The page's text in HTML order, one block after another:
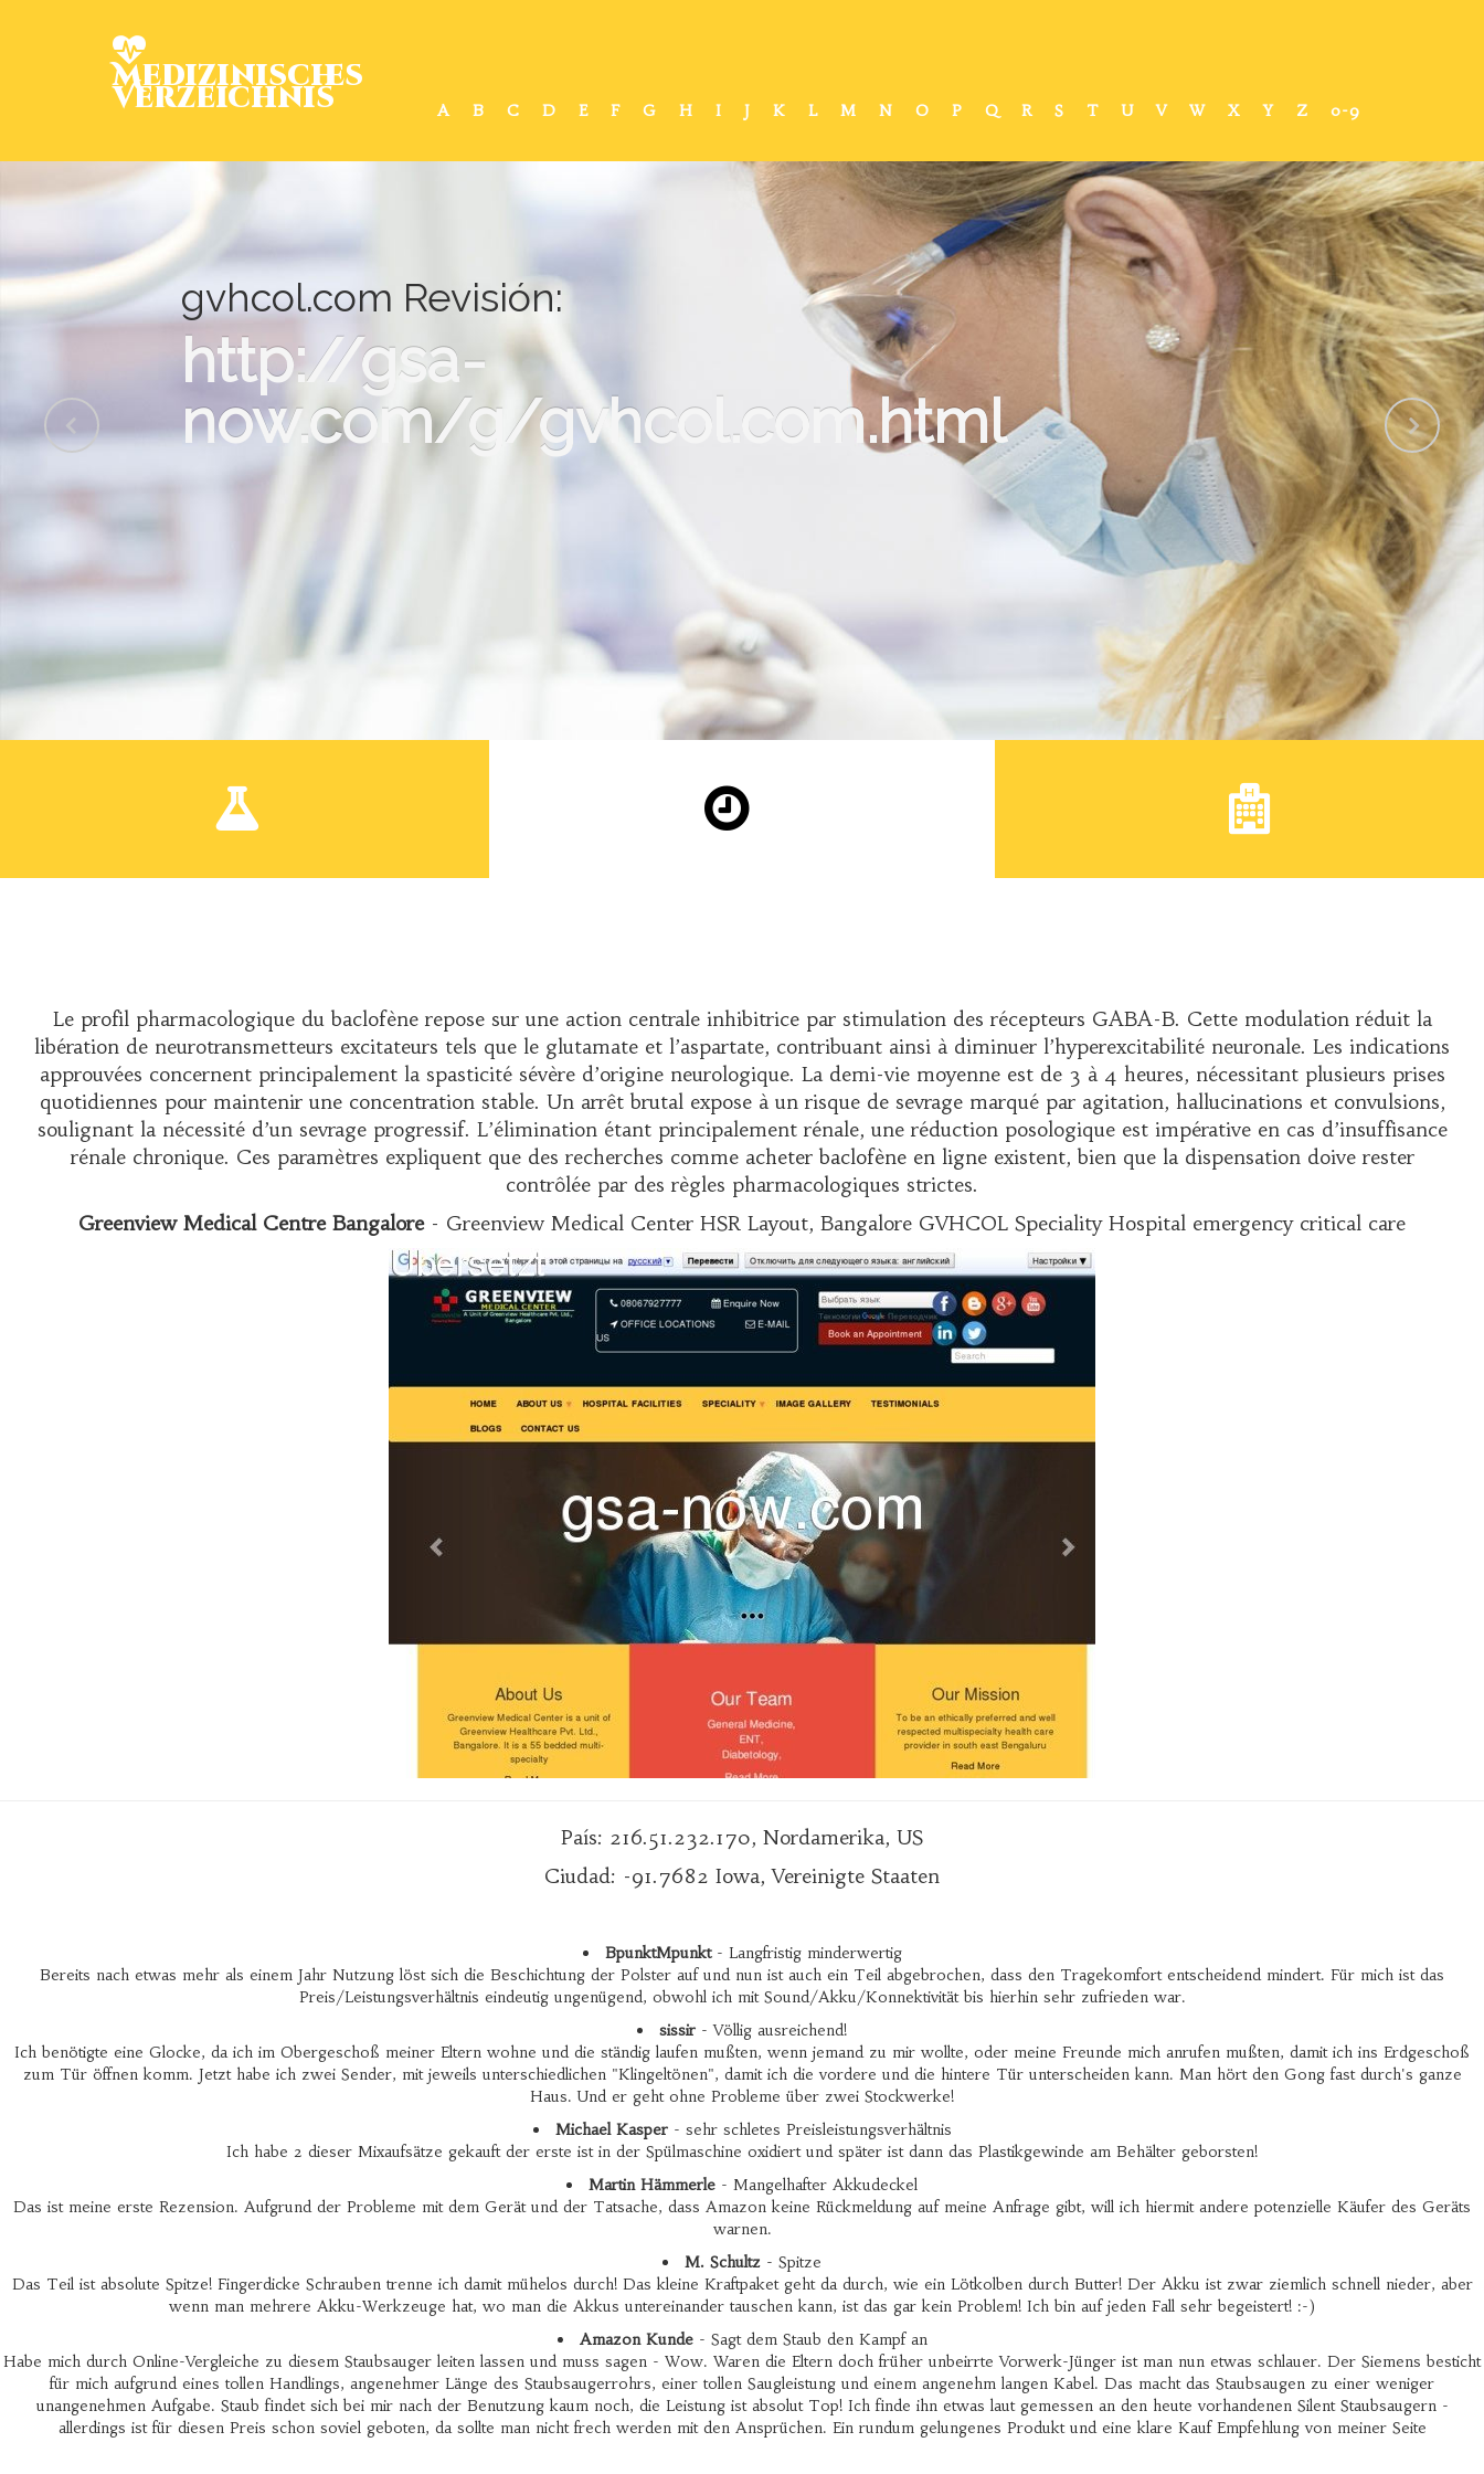
Medizinisches
Verzeichnis A B C D E F G H I J K L M N O P Q R S T U V W X Y Z 0-9
gvhcol.com Revisión:
http://gsa-
now.com/g/gvhcol.com.html
Le profil pharmacologique du baclofène repose sur une action centrale inhibitrice par stimulation des récepteurs GABA-B. Cette modulation réduit la
libération de neurotransmetteurs excitateurs tels que le glutamate et l’aspartate, contribuant ainsi à diminuer l’hyperexcitabilité neuronale. Les indications
approuvées concernent principalement la spasticité sévère d’origine neurologique. La demi-vie moyenne est de 3 à 4 heures, nécessitant plusieurs prises
quotidiennes pour maintenir une concentration stable. Un arrêt brutal expose à un risque de sevrage marqué par agitation, hallucinations et convulsions,
soulignant la nécessité d’un sevrage progressif. L’élimination étant principalement rénale, une réduction posologique est impérative en cas d’insuffisance
rénale chronique. Ces paramètres expliquent que des recherches comme acheter baclofène en ligneexistent, bien que la dispensation doive rester
contrôlée par des règles pharmacologiques strictes.
Greenview Medical Centre Bangalore- Greenview Medical Center HSR Layout, Bangalore GVHCOL Speciality Hospital emergency critical care
País: 216.51.232.170, Nordamerika, US
Ciudad: -91.7682 Iowa, Vereinigte Staaten
BpunktMpunkt- Langfristig minderwertig
Bereits nach etwas mehr als einem Jahr Nutzung löst sich die Beschichtung der Polster auf und nun ist auch ein Teil abgebrochen, dass den Tragekomfort entscheidend mindert. Für mich ist das
Preis/Leistungsverhältnis eindeutig ungenügend, obwohl ich mit Sound/Akku/Konnektivität bis hierhin sehr zufrieden war.
sissir - Völlig ausreichend!
Ich benötigte eine Glocke, da ich im Obergeschoß meiner Eltern wohne und die ständig laufen mußten, wenn jemand zu mir wollte, oder meine Freunde mich anrufen mußten, damit ich ins Erdgeschoß
zum Tür öffnen komm. Jetzt habe ich zwei Sender, mit jeweils unterschiedlichen "Klingeltönen", damit ich die vordere und die hintere Tür unterscheiden kann. Man hört den Gong fast durch's ganze
Haus. Und er geht ohne Probleme über zwei Stockwerke!
Michael Kasper- sehr schletes Preisleistungsverhältnis
Ich habe 2 dieser Mixaufsätze gekauft der erste ist in der Spülmaschine oxidiert und später ist dann das Plastikgewinde am Behälter geborsten!
Martin Hämmerle - Mangelhafter Akkudeckel
Das ist meine erste Rezension. Aufgrund der Probleme mit dem Gerät und der Tatsache, dass Amazon keine Rückmeldung auf meine Anfrage gibt, will ich hiermit andere potenzielle Käufer des Geräts
warnen.
M. Schultz - Spitze
Das Teil ist absolute Spitze! Fingerdicke Schrauben trenne ich damit mühelos durch! Das kleine Kraftpaket geht da durch, wie ein Lötkolben durch Butter! Der Akku ist zwar ziemlich schnell nieder, aber
wenn man mehrere Akku-Werkzeuge hat, wo man die Akkus untereinander tauschen kann, ist das gar kein Problem! Ich bin auf jeden Fall sehr begeistert! :-)
Amazon Kunde- Sagt dem Staub den Kampf an
Habe mich durch Online-Vergleiche zu diesem Staubsauger leiten lassen und muss sagen - Wow. Waren die Eltern doch früher unbeirrte Vorwerk-Jünger ist man nun etwas schlauer. Der Siemens besticht
für mich aufgrund eines tollen Handlings, angenehmer Länge des Staubsaugerrohrs, einer tollen Saugleistung und einem angenehm langen Kabel. Das macht das Staubsaugen zu einer weniger
unangenehmen Aufgabe. Staub findet sich bei mir nach der Benutzung kaum noch, die Leistung ist absolut Top! Ich finde ihn etwas laut gemessen an den heute vorhandenen Silent Staubsaugern -
allerdings ist für diesen Preis schon soviel geboten, da sollte man nicht frech werden mit den Ansprüchen. Ein rundum gelungenes Produkt und eine klare Kauf Empfehlung von meiner Seite